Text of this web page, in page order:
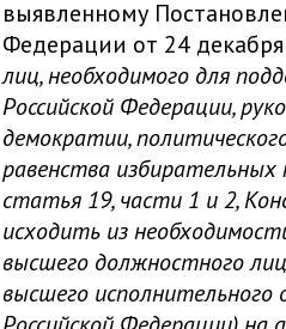
выявленному
Федерации от 24
лиц, необходимого для
Российской Федерации,
демократии,
равенства
статья 19, части 1 и 2,
исходить из
высшего должностного
высшего исполнительного